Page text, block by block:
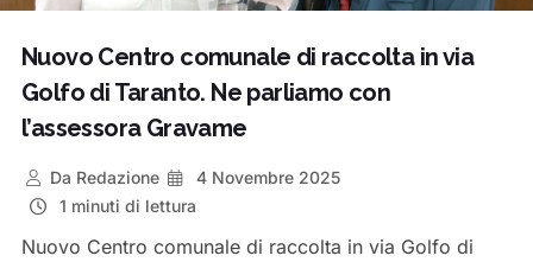
Nuovo Centro comunale di raccolta in via
Golfo di Taranto. Ne parliamo con
l’assessora Gravame
Da Redazione
4 Novembre 2025
1 minuti di lettura
Nuovo Centro comunale di raccolta in via Golfo di